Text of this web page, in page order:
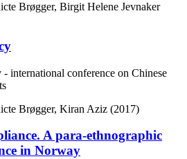
Brøgger, Birgit Helene Jevnaker
international conference on Chinese
Brøgger, Kiran Aziz (2017)
A para-ethnographic
in Norway